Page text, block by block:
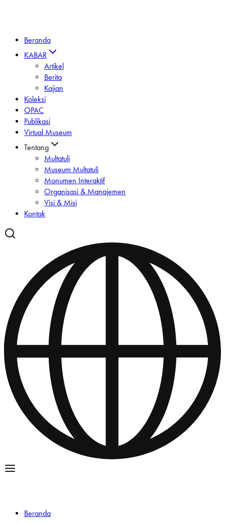
Beranda
KABAR
Artikel
Berita
Kajian
Koleksi
OPAC
Publikasi
Virtual Museum
Tentang
Multatuli
Museum Multatuli
Monumen Interaktif
Organisasi & Manajemen
Visi & Misi
Kontak
Beranda